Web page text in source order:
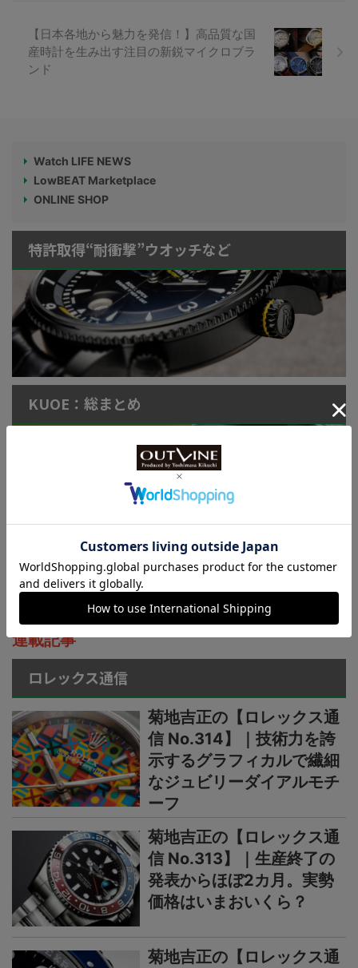
【日本各地から魅力を発信！】高品質な国
産時計を生み出す注目の新鋭マイクロブラ
ンド
Watch LIFE NEWS
LowBEAT Marketplace
ONLINE SHOP
特許取得“耐衝撃”ウオッチなど
KUOE：総まとめ
連載記事
ロレックス通信
菊地吉正の【ロレックス通
信 No.314】｜技術力を誇
示するグラフィカルで繊細
なジュビリーダイアルモチ
ーフ
菊地吉正の【ロレックス通
信 No.313】｜生産終了の
発表からほぼ2カ月。実勢
価格はいまおいくら？
菊地吉正の【ロレックス通